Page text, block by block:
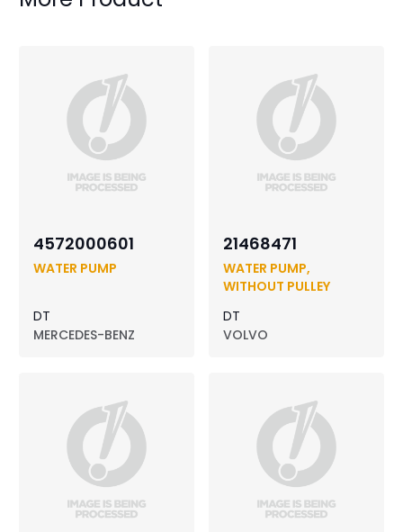
4572000601
WATER PUMP
DT
MERCEDES-BENZ
21468471
WATER PUMP,
WITHOUT PULLEY
DT
VOLVO